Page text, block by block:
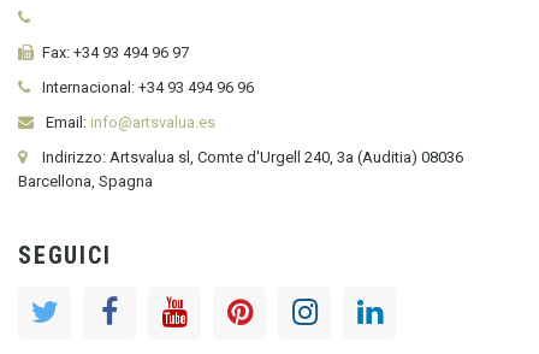
Fax: +34 93 494 96 97
Internacional: +34 93 494 96 96
Email: info@artsvalua.es
Indirizzo: Artsvalua sl, Comte d'Urgell 240, 3a (Auditia) 08036
Barcellona, Spagna
SEGUICI